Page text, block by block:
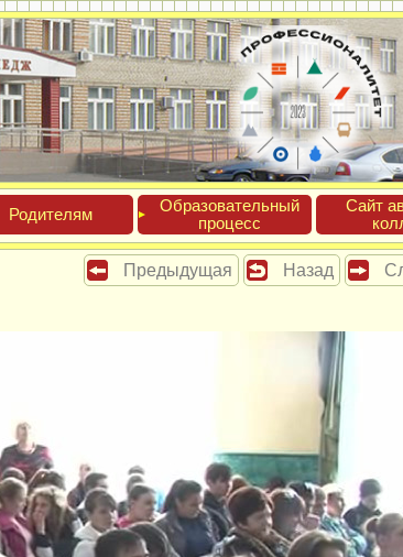
Роди­телям
Обра­зова­тель­ный
про­цесс
Сайт
Предыдущая Назад